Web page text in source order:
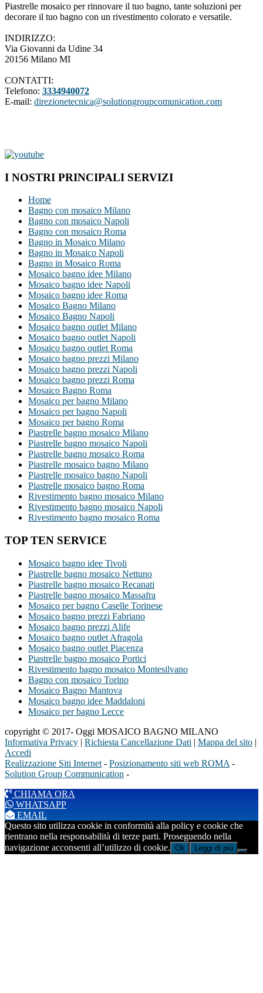
Piastrelle mosaico per rinnovare il tuo bagno, tante soluzioni per
decorare il tuo bagno con un rivestimento colorato e versatile.
INDIRIZZO:
Via Giovanni da Udine 34
20156 Milano MI
CONTATTI:
Telefono: 3334940072
E-mail: direzionetecnica@solutiongroupcomunication.com
I NOSTRI PRINCIPALI SERVIZI
Home
Bagno con mosaico Milano
Bagno con mosaico Napoli
Bagno con mosaico Roma
Bagno in Mosaico Milano
Bagno in Mosaico Napoli
Bagno in Mosaico Roma
Mosaico bagno idee Milano
Mosaico bagno idee Napoli
Mosaico bagno idee Roma
Mosaico Bagno Milano
Mosaico Bagno Napoli
Mosaico bagno outlet Milano
Mosaico bagno outlet Napoli
Mosaico bagno outlet Roma
Mosaico bagno prezzi Milano
Mosaico bagno prezzi Napoli
Mosaico bagno prezzi Roma
Mosaico Bagno Roma
Mosaico per bagno Milano
Mosaico per bagno Napoli
Mosaico per bagno Roma
Piastrelle bagno mosaico Milano
Piastrelle bagno mosaico Napoli
Piastrelle bagno mosaico Roma
Piastrelle mosaico bagno Milano
Piastrelle mosaico bagno Napoli
Piastrelle mosaico bagno Roma
Rivestimento bagno mosaico Milano
Rivestimento bagno mosaico Napoli
Rivestimento bagno mosaico Roma
TOP TEN SERVICE
Mosaico bagno idee Tivoli
Piastrelle bagno mosaico Nettuno
Piastrelle bagno mosaico Recanati
Piastrelle bagno mosaico Massafra
Mosaico per bagno Caselle Torinese
Mosaico bagno prezzi Fabriano
Mosaico bagno prezzi Alife
Mosaico bagno outlet Afragola
Mosaico bagno outlet Piacenza
Piastrelle bagno mosaico Portici
Rivestimento bagno mosaico Montesilvano
Bagno con mosaico Torino
Mosaico Bagno Mantova
Mosaico bagno idee Maddaloni
Mosaico per bagno Lecce
copyright © 2017- Oggi MOSAICO BAGNO MILANO
Informativa Privacy | Richiesta Cancellazione Dati | Mappa del sito |
Accedi
Realizzazione Siti Internet - Posizionamento siti web ROMA -
Solution Group Communication -
CHIAMA ORA
WHATSAPP
EMAIL
Questo sito utilizza cookie in conformità alla policy e cookie che
rientrano nella responsabilità di terze parti. Proseguendo nella
navigazione acconsenti all’utilizzo di cookie. Ok Leggi di più